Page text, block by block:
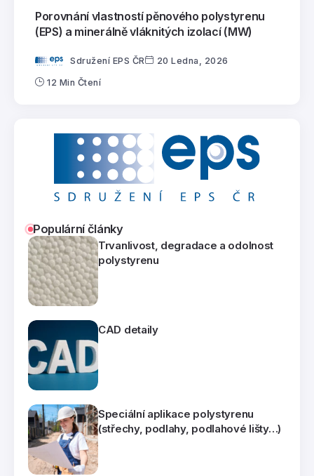
Porovnání vlastností pěnového polystyrenu
(EPS) a minerálně vláknitých izolací (MW)
Sdružení EPS ČR 20 Ledna, 2026
12 Min Čtení
Populární články
Trvanlivost, degradace a odolnost
polystyrenu
CAD detaily
Speciální aplikace polystyrenu
(střechy, podlahy, podlahové lišty…)